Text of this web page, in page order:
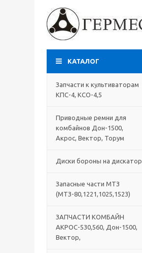
КАТАЛОГ
Запчасти к культиваторам
КПС-4, КСО-4,5
Приводные ремни для
комбайнов Дон-1500,
Акрос, Вектор, Торум
Диски бороны на дискатор
Запасные части МТЗ
(МТЗ-80,1221,1025,1523)
ЗАПЧАСТИ КОМБАЙН
АКРОС-530,560, Дон-1500,
Вектор,